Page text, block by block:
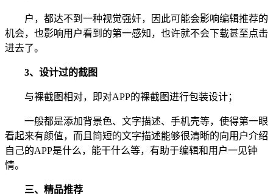
户，都达不到一种视觉强奸，因此可能会影响编辑推荐的
机会，也影响用户看到的第一感知，也许就不会下载甚至点击
进去了。
3、设计过的截图
与裸截图相对，即对APP的裸截图进行包装设计；
一般都是添加背景色、文字描述、手机壳等，使得第一眼
看起来有颜值，而且简短的文字描述能够很清晰的向用户介绍
自己的APP是什么，能干什么等，有助于编辑和用户一见钟
情。
三、精品推荐